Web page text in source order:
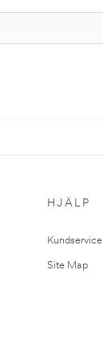
HJÄLP
Kundservice
Site Map